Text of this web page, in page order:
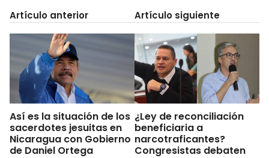
Artículo anterior
Así es la situación de los
sacerdotes jesuitas en
Nicaragua con Gobierno
de Daniel Ortega
Artículo siguiente
¿Ley de reconciliación
beneficiaria a
narcotraficantes?
Congresistas debaten